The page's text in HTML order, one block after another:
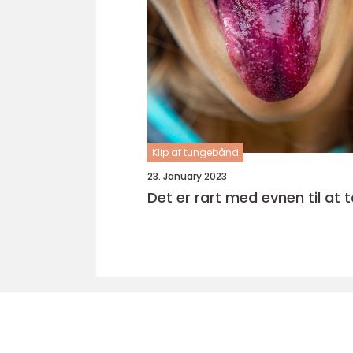
Klip af tungebånd
23. January 2023
Det er rart med evnen til at